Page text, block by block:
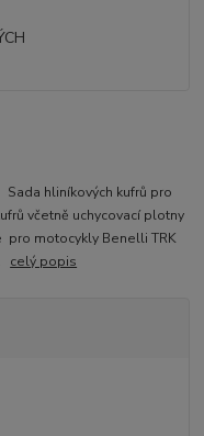
hliníkových kufrů pro
včetně uchycovací plotny
pro motocykly Benelli TRK
celý popis